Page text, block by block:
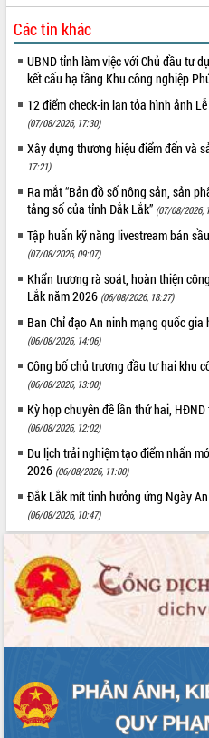
Các tin khác
UBND tỉnh làm việc với Chủ đầu tư
kết cấu hạ tầng Khu công nghiệp
12 điểm check-in lan tỏa hình ảnh
(07/08/2026, 17:30)
Xây dựng thương hiệu điểm đến và
17:21)
Ra mắt “Bản đồ số nông sản, sản
tảng số của tỉnh Đắk Lắk” (07/08/2026,
Tập huấn kỹ năng livestream bán
(07/08/2026, 09:07)
Khẩn trương rà soát, hoàn thiện
Lắk năm 2026 (06/08/2026, 18:27)
Ban Chỉ đạo An ninh mạng quốc
(06/08/2026, 14:06)
Công bố chủ trương đầu tư hai khu
(06/08/2026, 13:00)
Kỳ họp chuyên đề lần thứ hai,
(06/08/2026, 12:02)
Du lịch trải nghiệm tạo điểm nhấn
2026 (06/08/2026, 11:00)
Đắk Lắk mít tinh hưởng ứng Ngày
(06/08/2026, 10:47)